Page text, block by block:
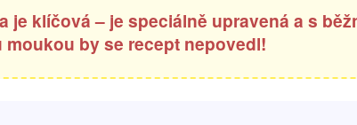
je klíčová – je speciálně upravená a s
by se recept nepovedl!